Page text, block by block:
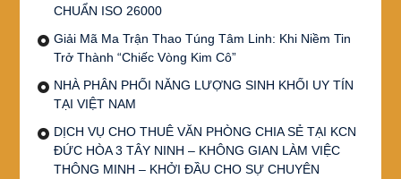
CHUẨN ISO 26000
Giải Mã Ma Trận Thao Túng Tâm Linh: Khi Niềm Tin
Trở Thành “Chiếc Vòng Kim Cô”
NHÀ PHÂN PHỐI NĂNG LƯỢNG SINH KHỐI UY TÍN
TẠI VIỆT NAM
DỊCH VỤ CHO THUÊ VĂN PHÒNG CHIA SẺ TẠI KCN
ĐỨC HÒA 3 TÂY NINH – KHÔNG GIAN LÀM VIỆC
THÔNG MINH – KHỞI ĐẦU CHO SỰ CHUYÊN